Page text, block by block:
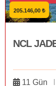
205.146,00 ₺
NCL
11 Gün